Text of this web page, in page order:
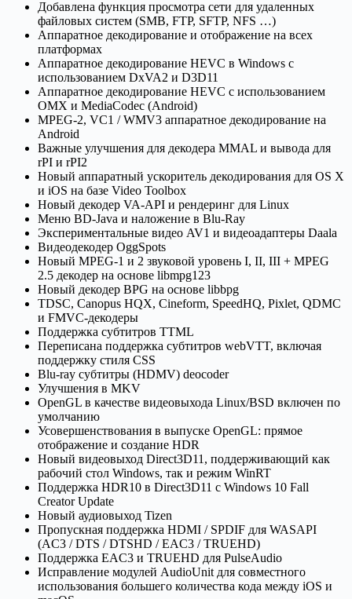
Добавлена функция просмотра сети для удаленных
файловых систем (SMB, FTP, SFTP, NFS …)
Аппаратное декодирование и отображение на всех
платформах
Аппаратное декодирование HEVC в Windows с
использованием DxVA2 и D3D11
Аппаратное декодирование HEVC с использованием
OMX и MediaCodec (Android)
MPEG-2, VC1 / WMV3 аппаратное декодирование на
Android
Важные улучшения для декодера MMAL и вывода для
rPI и rPI2
Новый аппаратный ускоритель декодирования для OS X
и iOS на базе Video Toolbox
Новый декодер VA-API и рендеринг для Linux
Меню BD-Java и наложение в Blu-Ray
Экспериментальные видео AV1 и видеоадаптеры Daala
Видеодекодер OggSpots
Новый MPEG-1 и 2 звуковой уровень I, II, III + MPEG
2.5 декодер на основе libmpg123
Новый декодер BPG на основе libbpg
TDSC, Canopus HQX, Cineform, SpeedHQ, Pixlet, QDMC
и FMVC-декодеры
Поддержка субтитров TTML
Переписана поддержка субтитров webVTT, включая
поддержку стиля CSS
Blu-ray субтитры (HDMV) deocoder
Улучшения в MKV
OpenGL в качестве видеовыхода Linux/BSD включен по
умолчанию
Усовершенствования в выпуске OpenGL: прямое
отображение и создание HDR
Новый видеовыход Direct3D11, поддерживающий как
рабочий стол Windows, так и режим WinRT
Поддержка HDR10 в Direct3D11 с Windows 10 Fall
Creator Update
Новый аудиовыход Tizen
Пропускная поддержка HDMI / SPDIF для WASAPI
(AC3 / DTS / DTSHD / EAC3 / TRUEHD)
Поддержка EAC3 и TRUEHD для PulseAudio
Исправление модулей AudioUnit для совместного
использования большего количества кода между iOS и